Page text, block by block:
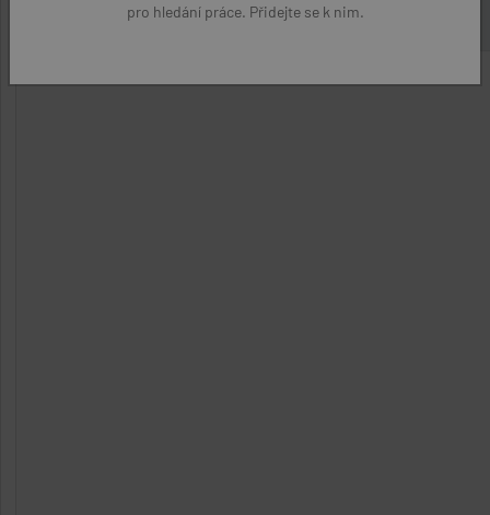
pro hledání práce. Přidejte se k nim.